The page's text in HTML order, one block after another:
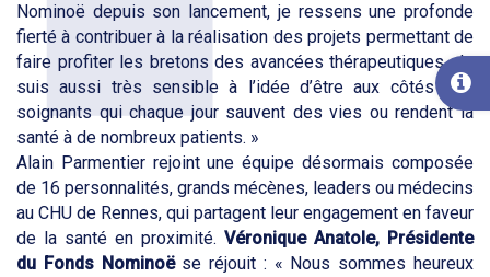
Nominoë depuis son lancement, je ressens une profonde
fierté à contribuer à la réalisation des projets permettant de
faire profiter les bretons des avancées thérapeutiques. Je
suis aussi très sensible à l’idée d’être aux côtés des
soignants qui chaque jour sauvent des vies ou rendent la
santé à de nombreux patients. »
Alain Parmentier rejoint une équipe désormais composée
de 16 personnalités, grands mécènes, leaders ou médecins
au CHU de Rennes, qui partagent leur engagement en faveur
de la santé en proximité. Véronique Anatole, Présidente
du Fonds Nominoëse réjouit : « Nous sommes heureux